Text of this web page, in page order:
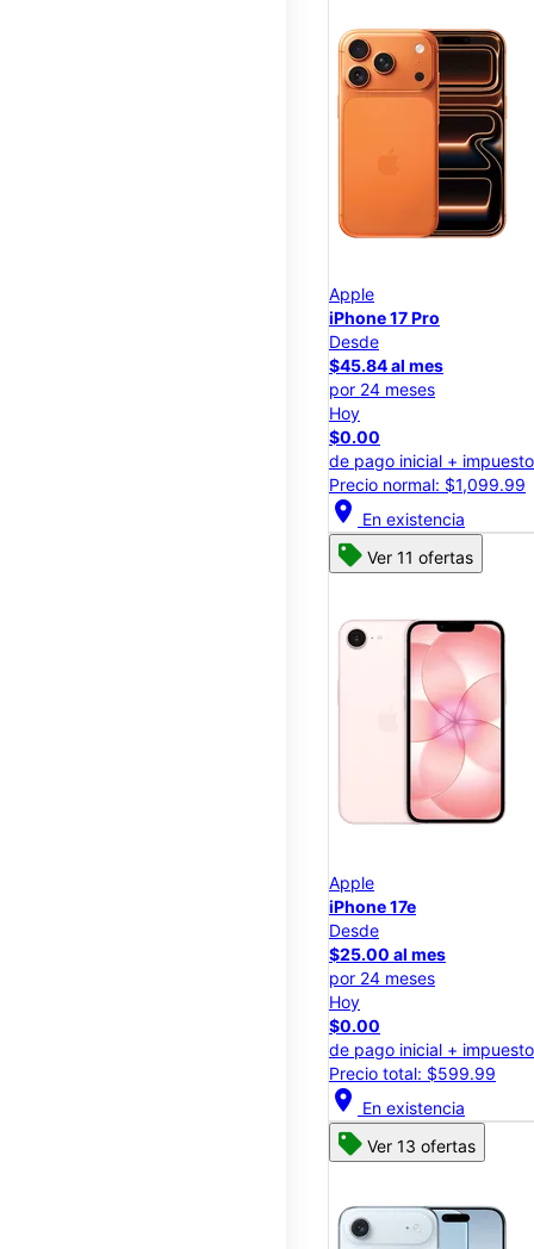
Apple
iPhone 17 Pro
Desde
$45.84 al mes
por 24 meses
Hoy
$0.00
de pago inicial +
Precio normal: $1,099.99
location_on En existencia
Ver 11 ofertas
Apple
iPhone 17e
Desde
$25.00 al mes
por 24 meses
Hoy
$0.00
de pago inicial +
Precio total: $599.99
location_on En existencia
Ver 13 ofertas